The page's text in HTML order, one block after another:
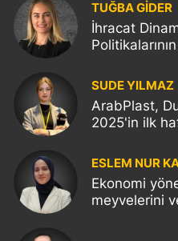
TUĞBA GİDER
İhracat
SUDE YILMAZ
ArabPlast,
2025'in ilk
ESLEM NUR
Ekonomi
meyvelerini